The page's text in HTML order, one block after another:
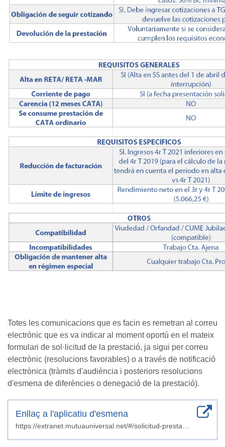
Totes les comunicacions que es facin es remetran al correu
electrònic que es va indicar al moment oportú en el mateix
formulari de sol·licitud de la prestació, ja sigui per correu
electrònic (resolucions favorables) o a través de notificació
electrònica (tràmits d'audiència i posteriors resolucions
d'esmena de diferències o denegació de la prestació).
Enllaç a l'aplicatiu d'esmena
https://extranet.mutuauniversal.net/#/solicitud-prestacion-pecane24-red-ta-covid